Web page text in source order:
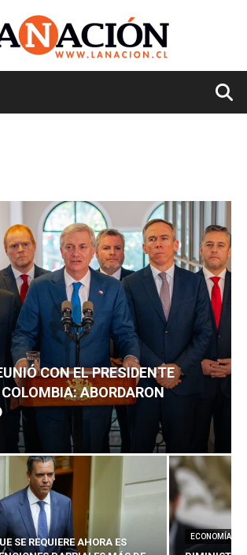
CON EL PRESIDENTE
ABORDARON
SE REQUIERE AHORA ES
ECONOMÍA